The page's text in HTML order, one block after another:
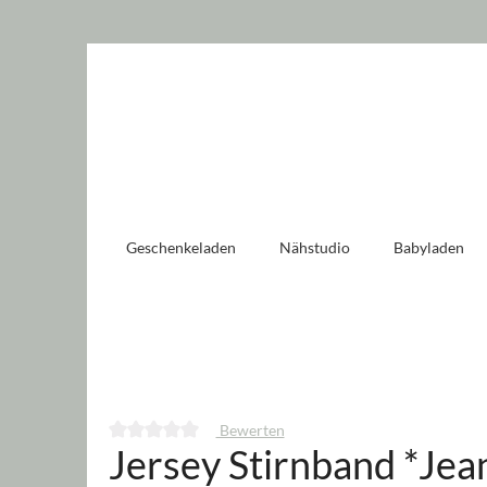
Geschenkeladen Nähstudio Babyladen
Durchschnittliche Bewertung von 0 von 5 Sternen
Bewerten
Jersey Stirnband